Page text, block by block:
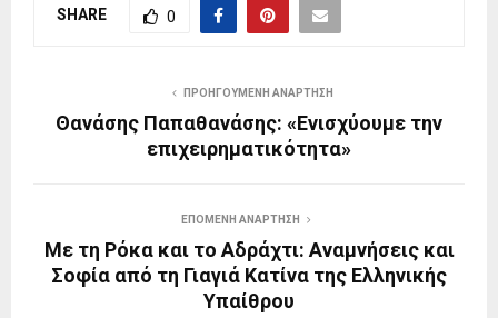
SHARE 0
ΠΡΟΗΓΟΎΜΕΝΗ ΑΝΆΡΤΗΣΗ
Θανάσης Παπαθανάσης: «Ενισχύουμε την
επιχειρηματικότητα»
ΕΠΌΜΕΝΗ ΑΝΆΡΤΗΣΗ
Με τη Ρόκα και το Αδράχτι: Αναμνήσεις και
Σοφία από τη Γιαγιά Κατίνα της Ελληνικής
Υπαίθρου